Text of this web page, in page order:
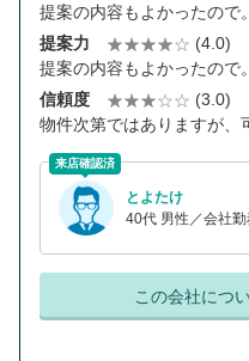
提案の内容もよかったので。
提案力
(4.0)
提案の内容もよかったので。
信頼度
(3.0)
物件次第ではありますが、
来店確認済
とよたけ
40代 男性／会社勤
この会社につ